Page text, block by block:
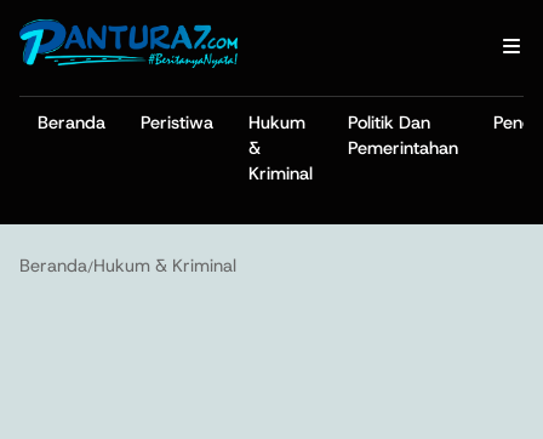
Beranda Peristiwa
Hukum
&
Kriminal
Politik Dan
Pemerintahan
Beranda/Hukum & Kriminal